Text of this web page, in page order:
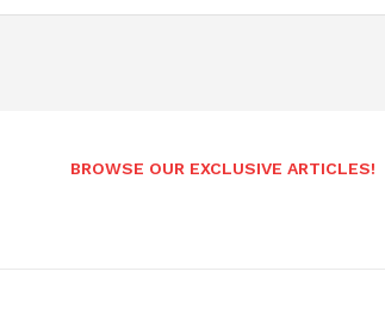
BROWSE OUR EXCLUSIVE ARTICLES!